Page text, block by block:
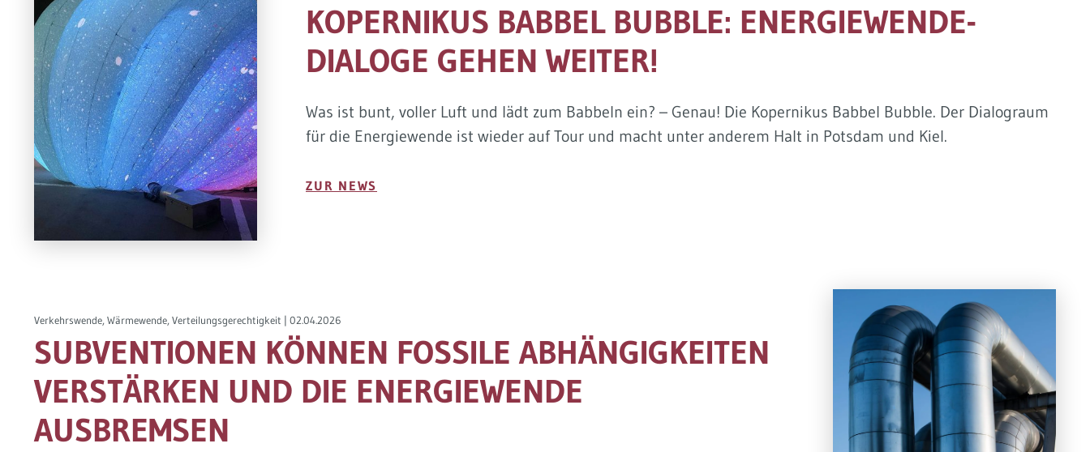
KOPERNIKUS BABBEL BUBBLE: ENERGIEWENDE-
DIALOGE GEHEN WEITER!
Was ist bunt, voller Luft und lädt zum Babbeln ein? – Genau! Die Kopernikus Babbel Bubble. Der Dialograum
für die Energiewende ist wieder auf Tour und macht unter anderem Halt in Potsdam und Kiel.
ZUR NEWS
Verkehrswende, Wärmewende, Verteilungsgerechtigkeit | 02.04.2026
SUBVENTIONEN KÖNNEN FOSSILE ABHÄNGIGKEITEN
VERSTÄRKEN UND DIE ENERGIEWENDE
AUSBREMSEN